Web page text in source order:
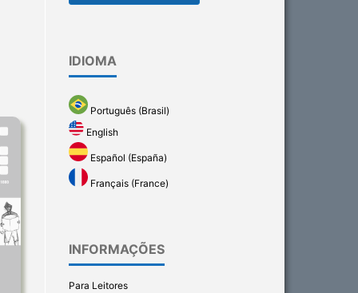
IDIOMA
Português (Brasil)
English
Español (España)
Français (France)
INFORMAÇÕES
Para Leitores